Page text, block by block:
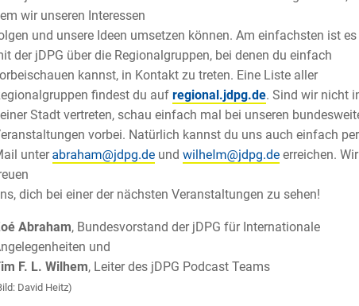
wir unseren Interessen
und unsere Ideen umsetzen können. Am einfachsten ist es
der jDPG über die Regionalgruppen, bei denen du einfach
kannst, in Kontakt zu treten. Eine Liste aller
findest du auf regional.jdpg.de. Sind wir nicht
Stadt vertreten, schau einfach mal bei unseren
vorbei. Natürlich kannst du uns auch einfach per
unter
und
erreichen. Wir
dich bei einer der nächsten Veranstaltungen zu sehen!
Abraham, Bundesvorstand der jDPG für Internationale
und
F. L. Wilhem, Leiter des jDPG Podcast Teams
David Heitz)